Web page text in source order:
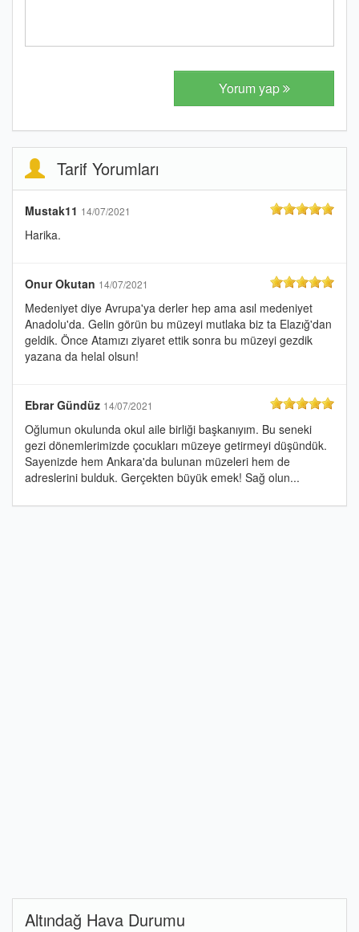
Yorum yap
Tarif Yorumları
Mustak11 14/07/2021
Harika.
Onur Okutan 14/07/2021
Medeniyet diye Avrupa'ya derler hep ama asıl medeniyet
Anadolu'da. Gelin görün bu müzeyi mutlaka biz ta Elazığ'dan
geldik. Önce Atamızı ziyaret ettik sonra bu müzeyi gezdik
yazana da helal olsun!
Ebrar Gündüz 14/07/2021
Oğlumun okulunda okul aile birliği başkanıyım. Bu seneki
gezi dönemlerimizde çocukları müzeye getirmeyi düşündük.
Sayenizde hem Ankara'da bulunan müzeleri hem de
adreslerini bulduk. Gerçekten büyük emek! Sağ olun...
Altındağ Hava Durumu